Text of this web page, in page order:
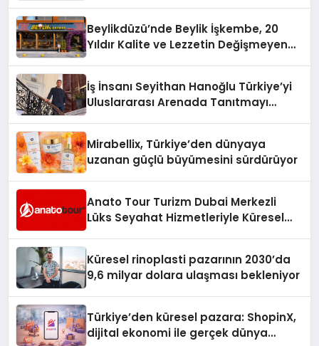
Beylikdüzü’nde Beylik İşkembe, 20
Yıldır Kalite ve Lezzetin Değişmeyen
İş İnsanı Seyithan Hanoğlu Türkiye’yi
Uluslararası Arenada Tanıtmayı
Mirabellix, Türkiye’den dünyaya
uzanan güçlü büyümesini sürdürüyor
Anato Tour Turizm Dubai Merkezli
Lüks Seyahat Hizmetleriyle Küresel
Küresel rinoplasti pazarının 2030’da
9,6 milyar dolara ulaşması bekleniyor
Türkiye’den küresel pazara: ShopinX,
dijital ekonomi ile gerçek dünya